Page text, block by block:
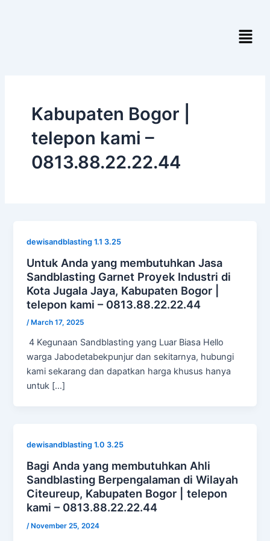
Menu
Kabupaten Bogor |
telepon kami –
0813.88.22.22.44
dewisandblasting 1.1 3.25
Untuk Anda yang membutuhkan Jasa
Sandblasting Garnet Proyek Industri di
Kota Jugala Jaya, Kabupaten Bogor |
telepon kami – 0813.88.22.22.44
/ March 17, 2025
4 Kegunaan Sandblasting yang Luar Biasa Hello
warga Jabodetabekpunjur dan sekitarnya, hubungi
kami sekarang dan dapatkan harga khusus hanya
untuk […]
dewisandblasting 1.0 3.25
Bagi Anda yang membutuhkan Ahli
Sandblasting Berpengalaman di Wilayah
Citeureup, Kabupaten Bogor | telepon
kami – 0813.88.22.22.44
/November 25, 2024